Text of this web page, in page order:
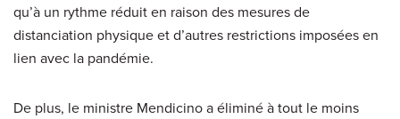
qu’à un rythme réduit en raison des mesures de
distanciation physique et d’autres restrictions imposées en
lien avec la pandémie.
De plus, le ministre Mendicino a éliminé à tout le moins